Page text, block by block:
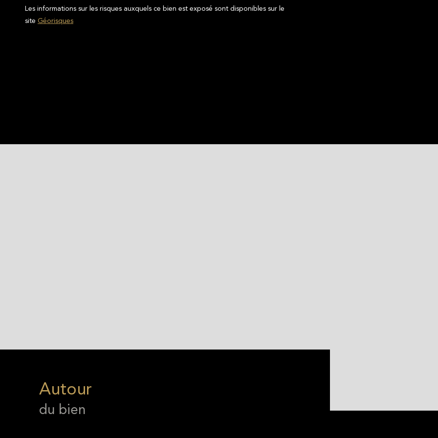
Les informations sur les risques auxquels ce bien est exposé sont disponibles sur le
site Géorisques
Autour
du bien